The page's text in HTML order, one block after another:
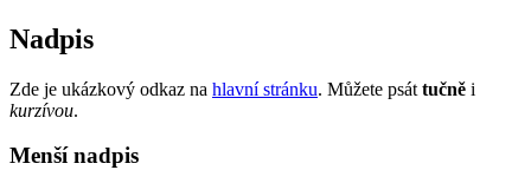
Nadpis
Zde je ukázkový odkaz na hlavní stránku. Můžete psát tučně i
kurzívou.
Menší nadpis